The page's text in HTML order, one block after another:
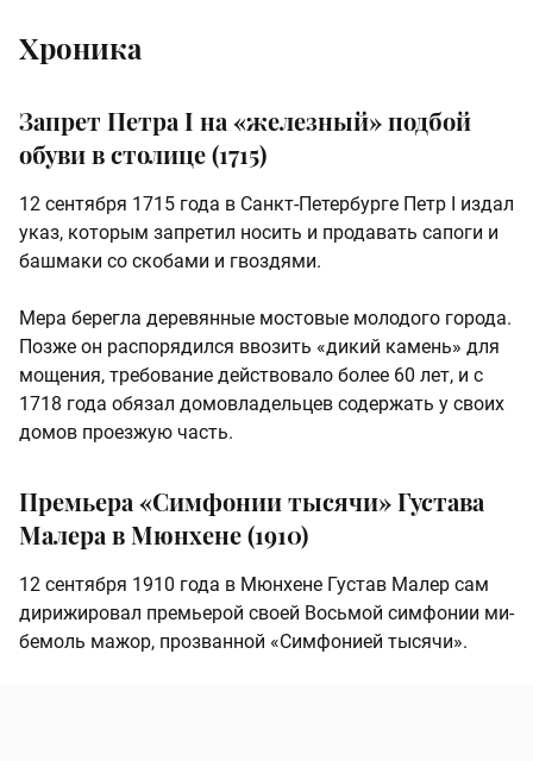
Хроника
Запрет Петра I на «железный» подбой
обуви в столице (1715)
12 сентября 1715 года в Санкт-Петербурге Петр I издал
указ, которым запретил носить и продавать сапоги и
башмаки со скобами и гвоздями.
Мера берегла деревянные мостовые молодого города.
Позже он распорядился ввозить «дикий камень» для
мощения, требование действовало более 60 лет, и с
1718 года обязал домовладельцев содержать у своих
домов проезжую часть.
Премьера «Симфонии тысячи» Густава
Малера в Мюнхене (1910)
12 сентября 1910 года в Мюнхене Густав Малер сам
дирижировал премьерой своей Восьмой симфонии ми-
бемоль мажор, прозванной «Симфонией тысячи».